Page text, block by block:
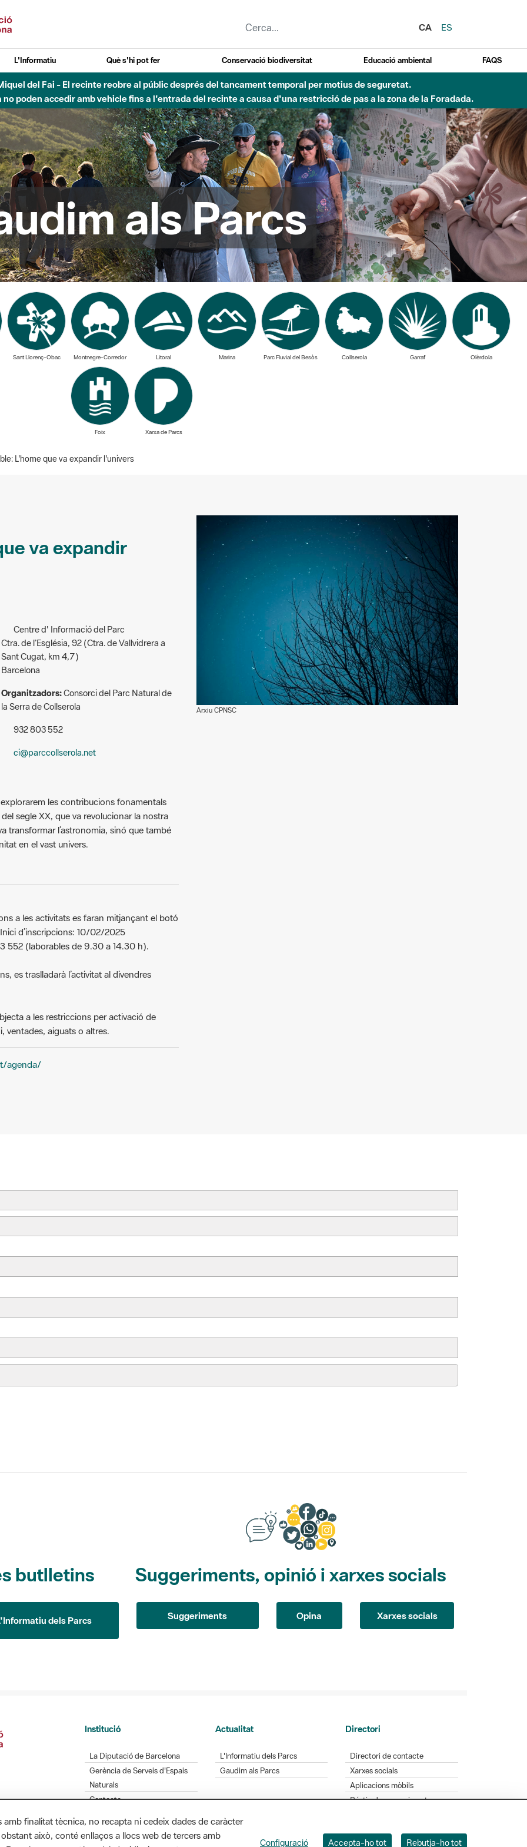
CA
ES
L'Informatiu Què s'hi pot fer Conservació biodiversitat Educació ambiental FAQS
Besòs - Activació de la Fase d'Alerta del Parc Fluvial del Besòs per pluges intenses.
Tancats els accessos al Parc.
als Parcs
Sant Llorenç-Obac Montnegre-Corredor Litoral Marina Parc Fluvial del Besòs Collserola Garraf Olèrdola
Foix Xarxa de Parcs
L'home que va expandir l'univers
va expandir
Centre d' Informació del Parc
Ctra. de l’Església, 92 (Ctra. de Vallvidrera a
Sant Cugat, km 4,7)
Barcelona
Organitzadors:Consorci del Parc Natural de
la Serra de Collserola
932 803 552
ci@parccollserola.net
Arxiu CPNSC
les contribucions fonamentals
segle XX, que va revolucionar la nostra
transformar l’astronomia, sinó que també
en el vast univers.
a les activitats es faran mitjançant el botó
d’inscripcions: 10/02/2025
552 (laborables de 9.30 a 14.30 h).
es traslladarà l’activitat al divendres
a les restriccions per activació de
ventades, aiguats o altres.
agenda/
butlletins
dels Parcs
Suggeriments, opinió i xarxes socials
Suggeriments Opina Xarxes socials
Institució
La Diputació de Barcelona
Gerència de Serveis d'Espais
Naturals
Contacte
Actualitat
L'Informatiu dels Parcs
Gaudim als Parcs
Directori
Directori de contacte
Xarxes socials
Aplicacions mòbils
Bústia de suggeriments
finalitat tècnica, no recapta ni cedeix dades de caràcter
això, conté enllaços a llocs web de tercers amb
Configuració Accepta-ho tot Rebutja-ho tot